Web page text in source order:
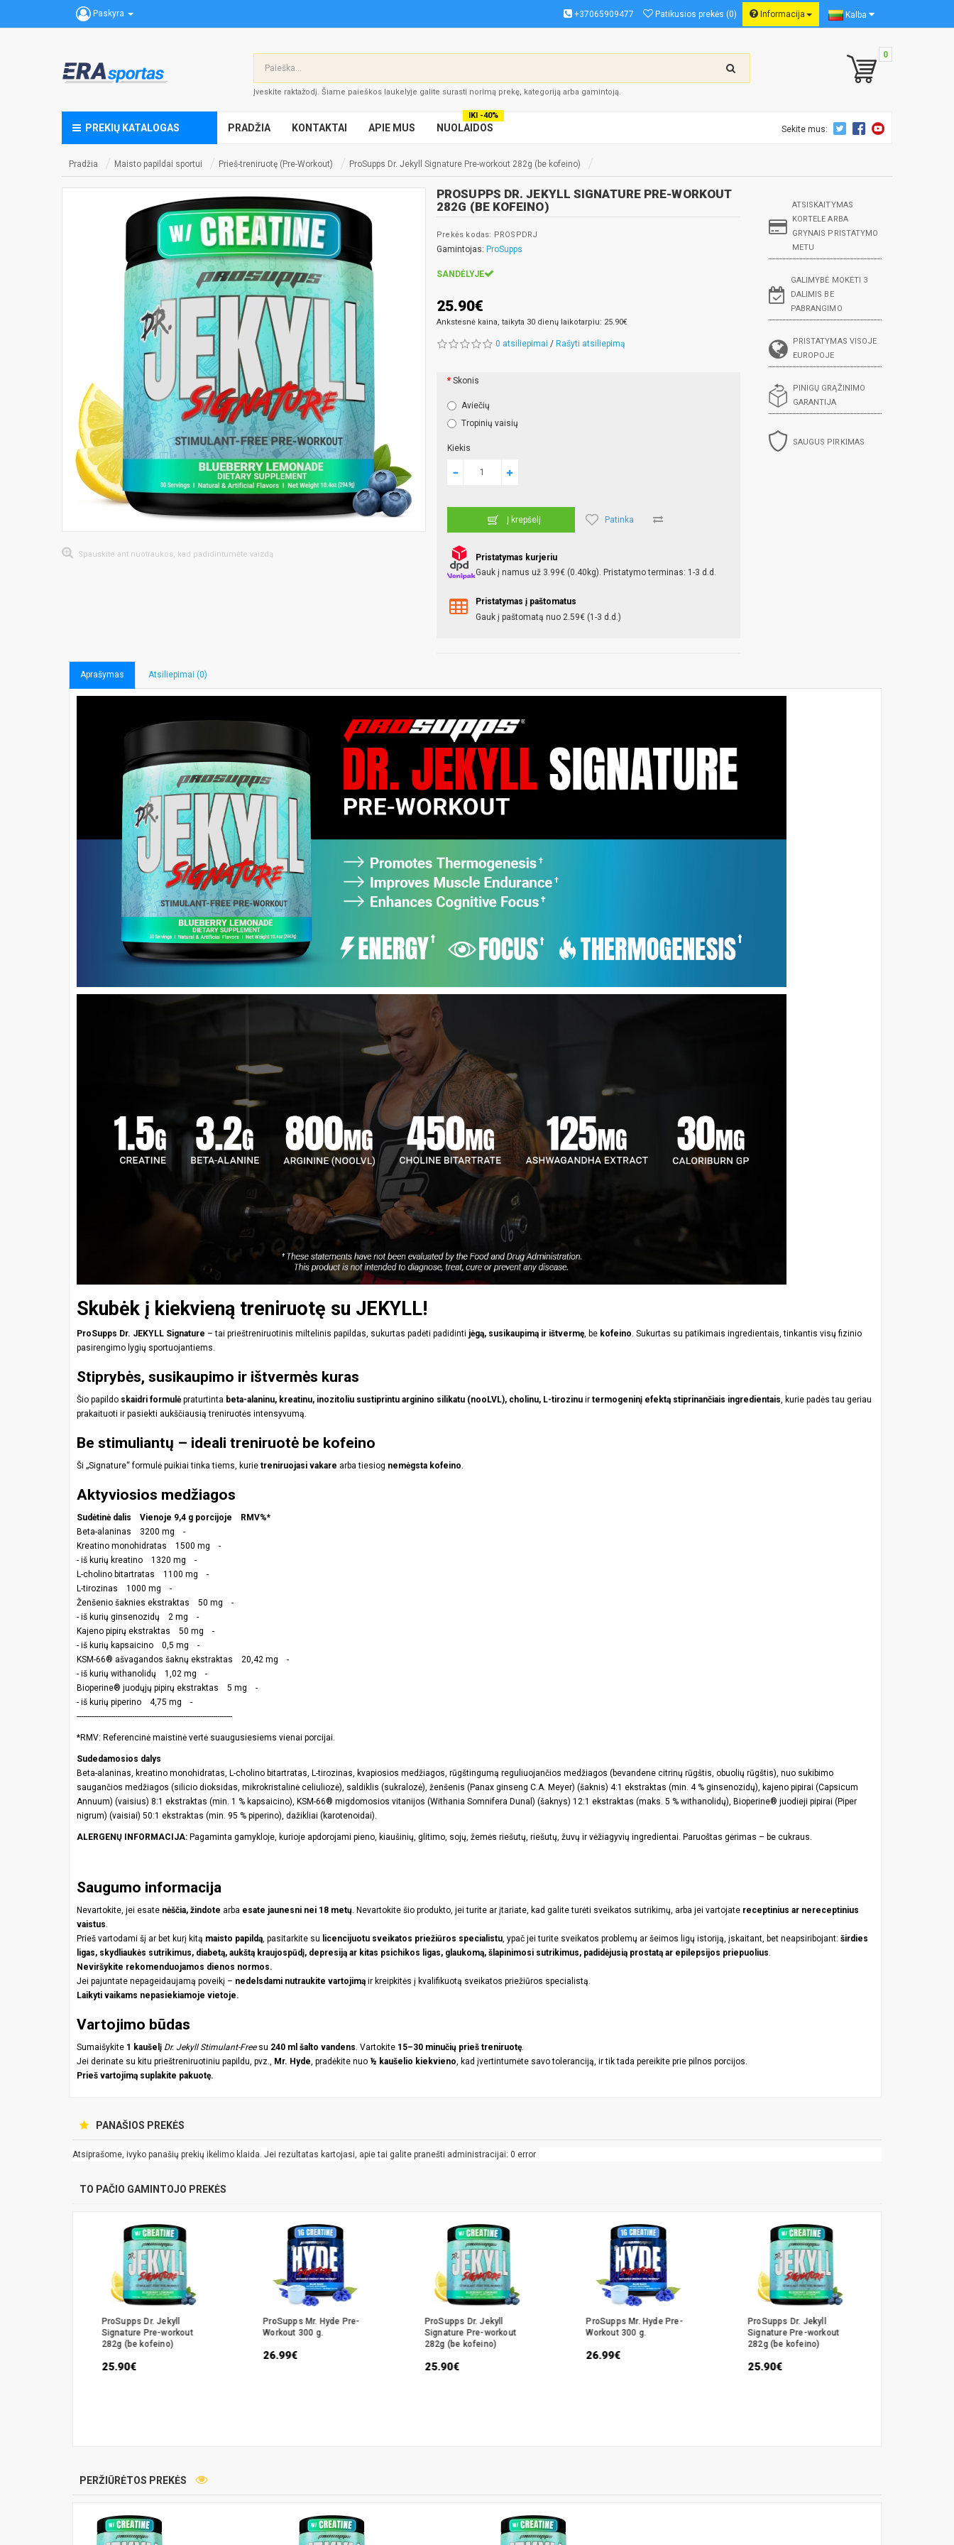
Paskyra +37065909477 Patikusios prekės (0) Informacija Kalba
Įveskite raktažodį. Šiame paieškos laukelyje galite surasti norimą prekę, kategoriją arba gamintoją.
0
PREKIŲ KATALOGAS PRADŽIA KONTAKTAI APIE MUS NUOLAIDOS
IKI -40%
Sekite mus:
Pradžia Maisto papildai sportui Prieš-treniruotę (Pre-Workout) ProSupps Dr. Jekyll Signature Pre-workout 282g (be kofeino)
Spauskite ant nuotraukos, kad padidintumėte vaizdą
PROSUPPS DR. JEKYLL SIGNATURE PRE-WORKOUT
282G (BE KOFEINO)
Prekės kodas: PROSPDRJ
Gamintojas: ProSupps
SANDĖLYJE
25.90€
Ankstesnė kaina, taikyta 30 dienų laikotarpiu: 25.90€
0 atsiliepimai / Rašyti atsiliepimą
Skonis
Aviečių
Tropinių vaisių
Kiekis
Į krepšelį Patinka
Pristatymas kurjeriu
Gauk į namus už 3.99€ (0.40kg). Pristatymo terminas: 1-3 d.d.
Pristatymas į paštomatus
Gauk į paštomatą nuo 2.59€ (1-3 d.d.)
ATSISKAITYMAS
KORTELE ARBA
GRYNAIS PRISTATYMO
METU
GALIMYBĖ MOKĖTI 3
DALIMIS BE
PABRANGIMO
PRISTATYMAS VISOJE
EUROPOJE
PINIGŲ GRĄŽINIMO
GARANTIJA
SAUGUS PIRKIMAS
Aprašymas Atsiliepimai (0)
Skubėk į kiekvieną treniruotę su JEKYLL!
ProSupps Dr. JEKYLL Signature – tai prieštreniruotinis miltelinis papildas, sukurtas padėti padidinti jėgą, susikaupimą ir ištvermę, be kofeino. Sukurtas su patikimais ingredientais, tinkantis visų fizinio
pasirengimo lygių sportuojantiems.
Stiprybės, susikaupimo ir ištvermės kuras
Šio papildo skaidri formulėpraturtinta beta-alaninu, kreatinu, inozitoliu sustiprintu arginino silikatu (nooLVL), cholinu, L-tirozinu ir termogeninį efektą stiprinančiais ingredientais, kurie padės tau geriau
prakaituoti ir pasiekti aukščiausią treniruotės intensyvumą.
Be stimuliantų – ideali treniruotė be kofeino
Ši „Signature“ formulė puikiai tinka tiems, kurie treniruojasi vakare arba tiesiog nemėgsta kofeino.
Aktyviosios medžiagos
Sudėtinė dalis Vienoje 9,4 g porcijoje RMV%*
Beta-alaninas 3200 mg -
Kreatino monohidratas 1500 mg -
- iš kurių kreatino 1320 mg -
L-cholino bitartratas 1100 mg -
L-tirozinas 1000 mg -
Ženšenio šaknies ekstraktas 50 mg -
- iš kurių ginsenozidų 2 mg -
Kajeno pipirų ekstraktas 50 mg -
- iš kurių kapsaicino 0,5 mg -
KSM-66® ašvagandos šaknų ekstraktas 20,42 mg -
- iš kurių withanolidų 1,02 mg -
Bioperine® juodųjų pipirų ekstraktas 5 mg -
- iš kurių piperino 4,75 mg -
-------------------------------------------------------------------------
*RMV: Referencinė maistinė vertė suaugusiesiems vienai porcijai.
Sudedamosios dalys
Beta-alaninas, kreatino monohidratas, L-cholino bitartratas, L-tirozinas, kvapiosios medžiagos, rūgštingumą reguliuojančios medžiagos (bevandene citrinų rūgštis, obuolių rūgštis), nuo sukibimo
saugančios medžiagos (silicio dioksidas, mikrokristalinė celiuliozė), saldiklis (sukralozė), ženšenis (Panax ginseng C.A. Meyer) (šaknis) 4:1 ekstraktas (min. 4 % ginsenozidų), kajeno pipirai (Capsicum
Annuum) (vaisius) 8:1 ekstraktas (min. 1 % kapsaicino), KSM-66® migdomosios vitanijos (Withania Somnifera Dunal) (šaknys) 12:1 ekstraktas (maks. 5 % withanolidų), Bioperine® juodieji pipirai (Piper
nigrum) (vaisiai) 50:1 ekstraktas (min. 95 % piperino), dažikliai (karotenoidai).
ALERGENŲ INFORMACIJA: Pagaminta gamykloje, kurioje apdorojami pieno, kiaušinių, glitimo, sojų, žemės riešutų, riešutų, žuvų ir vėžiagyvių ingredientai. Paruoštas gėrimas – be cukraus.
Saugumo informacija
Nevartokite, jei esate nėščia, žindote arba esate jaunesni nei 18 metų. Nevartokite šio produkto, jei turite ar įtariate, kad galite turėti sveikatos sutrikimų, arba jei vartojate receptinius ar nereceptinius
vaistus.
Prieš vartodami šį ar bet kurį kitą maisto papildą, pasitarkite su licencijuotu sveikatos priežiūros specialistu, ypač jei turite sveikatos problemų ar šeimos ligų istoriją, įskaitant, bet neapsiribojant: širdies
ligas, skydliaukės sutrikimus, diabetą, aukštą kraujospūdį, depresiją ar kitas psichikos ligas, glaukomą, šlapinimosi sutrikimus, padidėjusią prostatą ar epilepsijos priepuolius.
Neviršykite rekomenduojamos dienos normos.
Jei pajuntate nepageidaujamą poveikį – nedelsdami nutraukite vartojimą ir kreipkitės į kvalifikuotą sveikatos priežiūros specialistą.
Laikyti vaikams nepasiekiamoje vietoje.
Vartojimo būdas
Sumaišykite 1 kaušelį Dr. Jekyll Stimulant-Freesu 240 ml šalto vandens. Vartokite 15–30 minučių prieš treniruotę.
Jei derinate su kitu prieštreniruotiniu papildu, pvz., Mr. Hyde, pradėkite nuo ½ kaušelio kiekvieno, kad įvertintumėte savo toleranciją, ir tik tada pereikite prie pilnos porcijos.
Prieš vartojimą suplakite pakuotę.
PANAŠIOS PREKĖS
Atsiprašome, ivyko panašių prekių ikėlimo klaida. Jei rezultatas kartojasi, apie tai galite pranešti administracijai: 0 error
TO PAČIO GAMINTOJO PREKĖS
ProSupps Dr. Jekyll
Signature Pre-workout
282g (be kofeino)
25.90€
ProSupps Mr. Hyde Pre-
Workout 300 g.
26.99€
ProSupps Dr. Jekyll
Signature Pre-workout
282g (be kofeino)
25.90€
ProSupps Mr. Hyde Pre-
Workout 300 g.
26.99€
ProSupps Dr. Jekyll
Signature Pre-workout
282g (be kofeino)
25.90€
PERŽIŪRĖTOS PREKĖS